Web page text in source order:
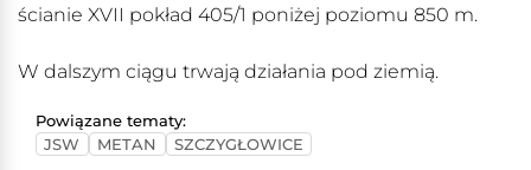
ścianie XVII pokład 405/1 poniżej poziomu 850 m.
W dalszym ciągu trwają działania pod ziemią.
Powiązane tematy:
JSW
METAN SZCZYGŁOWICE